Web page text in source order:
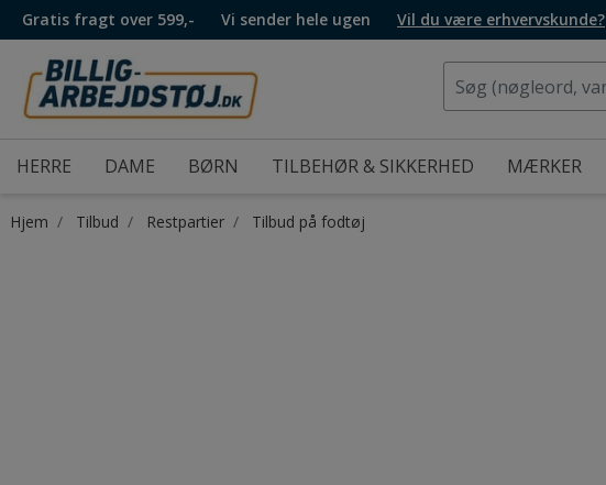
Gratis fragt over 599,- Vi sender hele ugen Vil du være erhvervskunde?
HERRE DAME BØRN TILBEHØR & SIKKERHED MÆRKER
Hjem Tilbud Restpartier Tilbud på fodtøj